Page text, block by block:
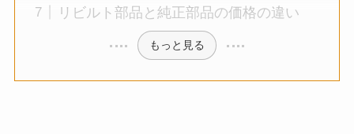
リビルト部品と純正部品の価格の違い
もっと見る